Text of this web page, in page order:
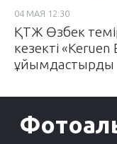
04 МАЯ 12:30
ҚТЖ Өзбек
кезекті
ұйымдастырды